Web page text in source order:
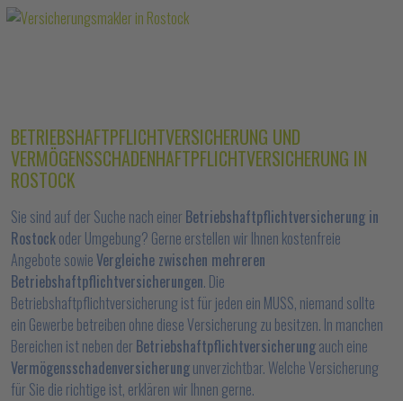
BETRIEBSHAFTPFLICHTVERSICHERUNG UND
VERMÖGENSSCHADENHAFTPFLICHTVERSICHERUNG IN
ROSTOCK
Sie sind auf der Suche nach einer Betriebshaftpflichtversicherung in
Rostockoder Umgebung? Gerne erstellen wir Ihnen kostenfreie
Angebote sowieVergleiche zwischen mehreren
Betriebshaftpflichtversicherungen. Die
Betriebshaftpflichtversicherung ist für jeden ein MUSS, niemand sollte
ein Gewerbe betreiben ohne diese Versicherung zu besitzen. In manchen
Bereichen ist neben der Betriebshaftpflichtversicherungauch eine
Vermögensschadenversicherungunverzichtbar. Welche Versicherung
für Sie die richtige ist, erklären wir Ihnen gerne.